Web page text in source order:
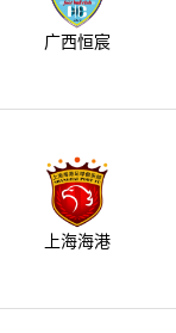
广西恒宸
上海海港